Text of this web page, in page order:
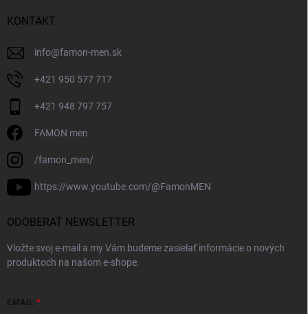
KONTAKT
info@famon-men.sk
+421 950 577 717
+421 948 797 757
FAMON men
/famon_men/
https://www.youtube.com/@FamonMEN
ODOBERAŤ NEWSLETTER
Vložte svoj e-mail a my Vám budeme zasielať informácie o nových
produktoch na našom e-shope.
EMAIL